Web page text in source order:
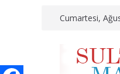
Cumartesi,